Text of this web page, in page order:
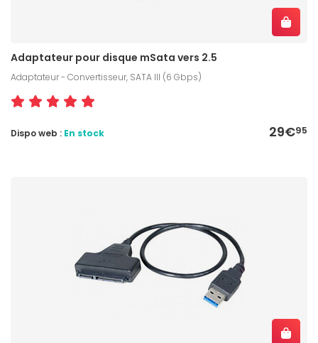
Adaptateur pour disque mSata vers 2.5
Adaptateur - Convertisseur, SATA III (6 Gbps)
29€95
Dispo web : En stock